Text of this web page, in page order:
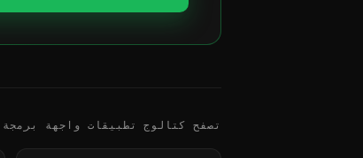
تصفح كتالوج تطبيقات واجهة